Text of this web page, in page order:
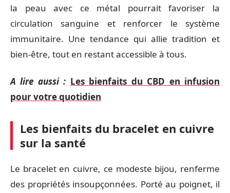
la peau avec ce métal pourrait favoriser la
circulation sanguine et renforcer le système
immunitaire. Une tendance qui allie tradition et
bien-être, tout en restant accessible à tous.
A lire aussi : Les bienfaits du CBD en infusion
pour votre quotidien
Les bienfaits du bracelet en cuivre
sur la santé
Le bracelet en cuivre, ce modeste bijou, renferme
des propriétés insoupçonnées. Porté au poignet, il